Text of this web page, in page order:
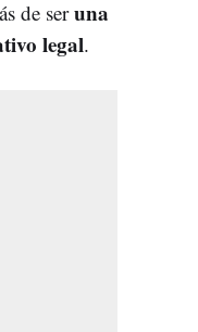
de seruna
legal.